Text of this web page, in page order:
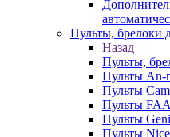
Пульты, брелоки
Назад
Пульты,
Пульты An-
Пульты
Пульты
Пульты
Пульты Nice